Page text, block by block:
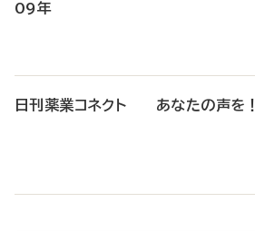
09年
日刊薬業コネクト あなたの声を！